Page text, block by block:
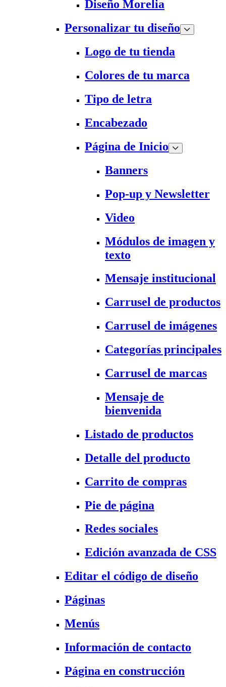
Diseño Morelia
Personalizar tu diseño
Logo de tu tienda
Colores de tu marca
Tipo de letra
Encabezado
Página de Inicio
Banners
Pop-up y Newsletter
Video
Módulos de imagen y
texto
Mensaje institucional
Carrusel de productos
Carrusel de imágenes
Categorías principales
Carrusel de marcas
Mensaje de
bienvenida
Listado de productos
Detalle del producto
Carrito de compras
Pie de página
Redes sociales
Edición avanzada de CSS
Editar el código de diseño
Páginas
Menús
Información de contacto
Página en construcción